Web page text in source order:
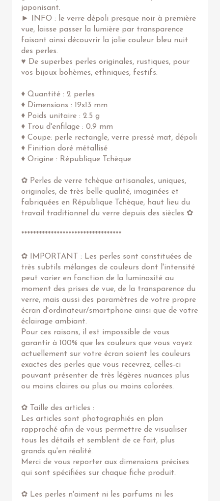
japonisant.
► INFO : le verre dépoli presque noir à première
vue, laisse passer la lumière par transparence
faisant ainsi découvrir la jolie couleur bleu nuit
des perles.
♥ De superbes perles originales, rustiques, pour
vos bijoux bohèmes, ethniques, festifs.
♦ Quantité : 2 perles
♦ Dimensions : 19x13 mm
♦ Poids unitaire : 2.5 g
♦ Trou d'enfilage : 0.9 mm
♦ Coupe: perle rectangle, verre pressé mat, dépoli
♦ Finition doré métallisé
♦ Origine : République Tchèque
✿ Perles de verre tchèque artisanales, uniques,
originales, de très belle qualité, imaginées et
fabriquées en République Tchèque, haut lieu du
travail traditionnel du verre depuis des siècles ✿
**********************************
✿ IMPORTANT : Les perles sont constituées de
très subtils mélanges de couleurs dont l'intensité
peut varier en fonction de la luminosité au
moment des prises de vue, de la transparence du
verre, mais aussi des paramètres de votre propre
écran d'ordinateur/smartphone ainsi que de votre
éclairage ambiant.
Pour ces raisons, il est impossible de vous
garantir à 100% que les couleurs que vous voyez
actuellement sur votre écran soient les couleurs
exactes des perles que vous recevrez, celles-ci
pouvant présenter de très légères nuances plus
ou moins claires ou plus ou moins colorées.
✿ Taille des articles :
Les articles sont photographiés en plan
rapproché afin de vous permettre de visualiser
tous les détails et semblent de ce fait, plus
grands qu'en réalité.
Merci de vous reporter aux dimensions précises
qui sont spécifiées sur chaque fiche produit.
✿ Les perles n'aiment ni les parfums ni les